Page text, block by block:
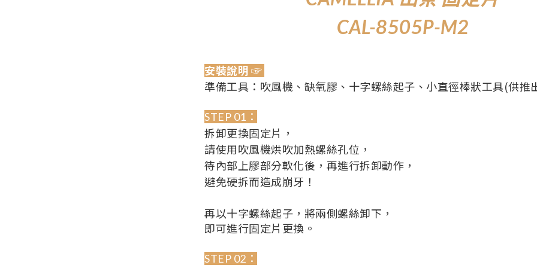
CAL-8505P-M2
安裝說明 ☞
準備工具：吹風機、缺氧膠、十字螺絲起子、小直徑棒狀工具(供推
STEP 01：
拆卸更換固定片，
請使用吹風機烘吹加熱螺絲孔位，
待內部上膠部分軟化後，再進行拆卸動作，
避免硬拆而造成崩牙！
再以十字螺絲起子，將兩側螺絲卸下，
即可進行固定片更換。
STEP 02：